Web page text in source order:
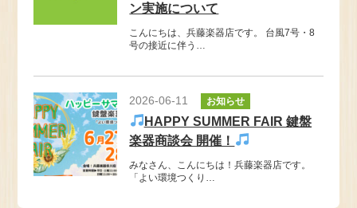
ン実施について
こんにちは、兵藤楽器店です。 台風7号・8
号の接近に伴う…
2026-06-11 お知らせ
HAPPY SUMMER FAIR 鍵盤
楽器商談会 開催！
みなさん、こんにちは！兵藤楽器店です。
「よい環境つくり…